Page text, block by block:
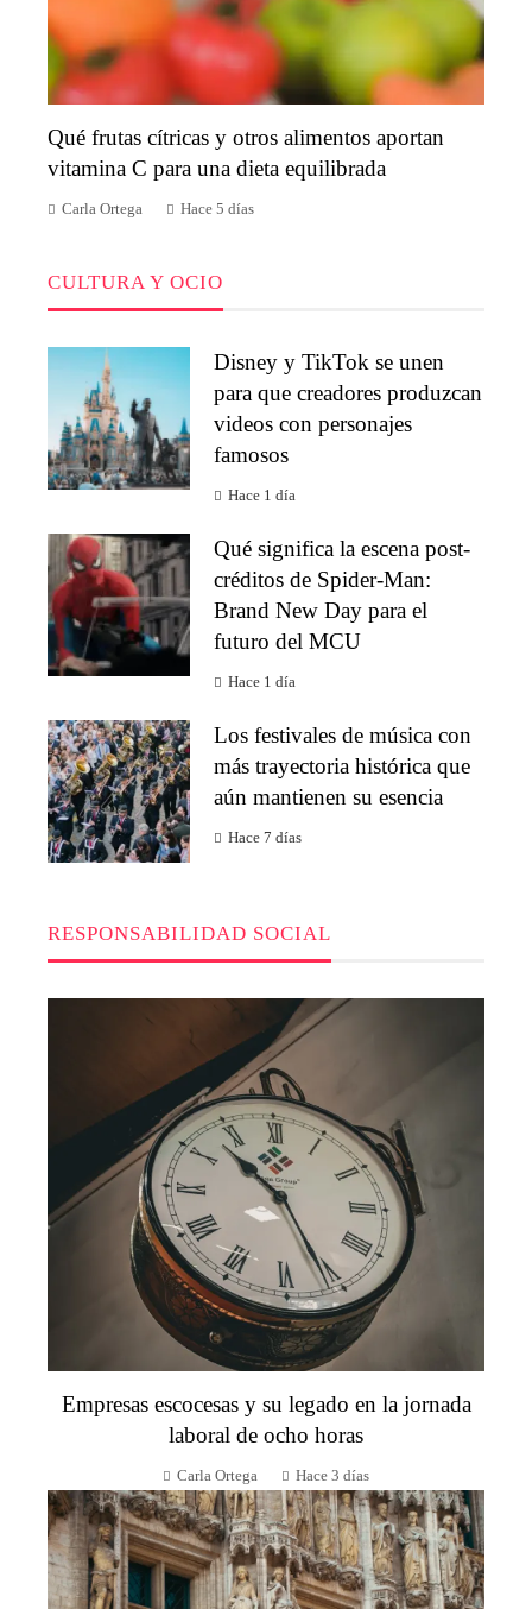
Qué frutas cítricas y otros alimentos aportan
vitamina C para una dieta equilibrada
Carla Ortega Hace 5 días
CULTURA Y OCIO
Disney y TikTok se unen
para que creadores produzcan
videos con personajes
famosos
Hace 1 día
Qué significa la escena post-
créditos de Spider-Man:
Brand New Day para el
futuro del MCU
Hace 1 día
Los festivales de música con
más trayectoria histórica que
aún mantienen su esencia
Hace 7 días
RESPONSABILIDAD SOCIAL
Empresas escocesas y su legado en la jornada
laboral de ocho horas
Carla Ortega Hace 3 días